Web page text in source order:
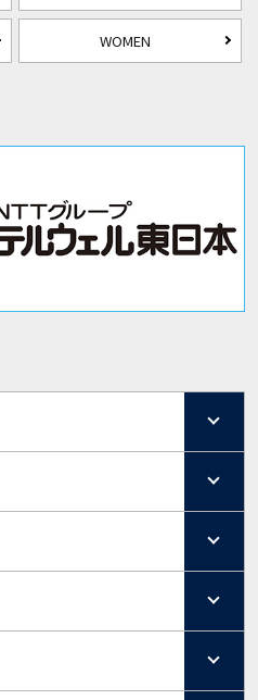
WOMEN